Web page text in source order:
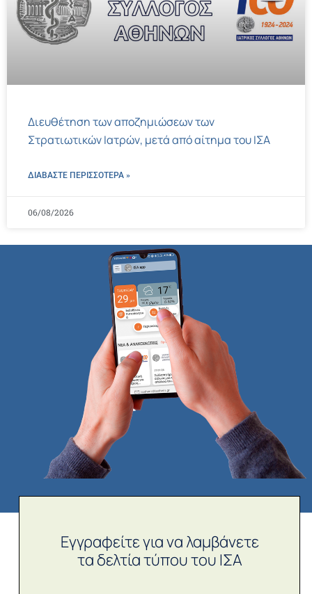
Διευθέτηση των αποζημιώσεων των
Στρατιωτικών Ιατρών, μετά από αίτημα του ΙΣΑ
ΔΙΑΒΑΣΤΕ ΠΕΡΙΣΣΌΤΕΡΑ »
06/08/2026
Εγγραφείτε για να λαμβάνετε
τα δελτία τύπου του ΙΣΑ